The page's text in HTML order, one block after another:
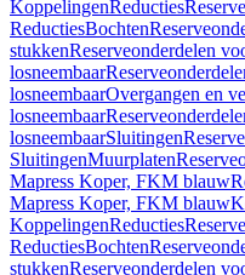
KoppelingenReducties
ReductiesBochten
stukkenReserveonderdelen
losneembaar
losneembaarOvergangen en
losneembaar
losneembaarSluitingen
SluitingenMuurplaten
Mapress Koper, FKM blauw
Mapress Koper, FKM blauw
KoppelingenReducties
ReductiesBochten
stukkenReserveonderdelen